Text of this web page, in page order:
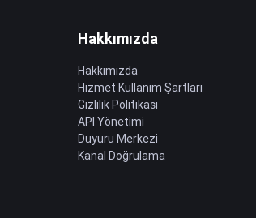
Hakkımızda
Hakkımızda
Hizmet Kullanım Şartları
Gizlilik Politikası
API Yönetimi
Duyuru Merkezi
Kanal Doğrulama